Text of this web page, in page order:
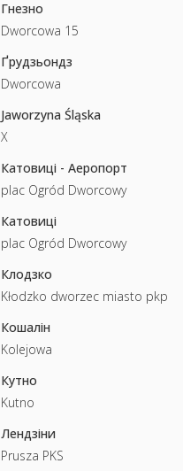
Гнезно
Dworcowa 15
Ґрудзьондз
Dworcowa
Jaworzyna Śląska
X
Катовиці - Аеропорт
plac Ogród Dworcowy
Катовиці
plac Ogród Dworcowy
Клодзко
Kłodzko dworzec miasto pkp
Кошалін
Kolejowa
Кутно
Kutno
Лендзіни
Prusza PKS